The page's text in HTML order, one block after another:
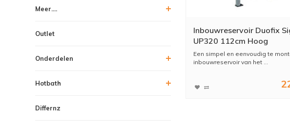
Meer....
Outlet
Onderdelen
Hotbath
Differnz
Inbouwreservoir Duofix
UP320 112cm Hoog
Een simpel en eenvoudig te
inbouwreservoir van het ...